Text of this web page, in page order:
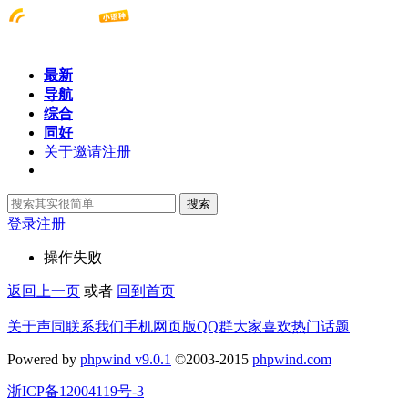
最新
导航
综合
同好
关于邀请注册
搜索
登录注册
操作失败
返回上一页 或者 回到首页
关于声同联系我们手机网页版QQ群大家喜欢热门话题
Powered by phpwind v9.0.1 ©2003-2015 phpwind.com
浙ICP备12004119号-3